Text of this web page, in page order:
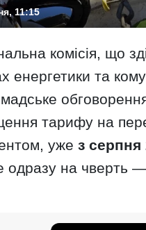
11:15
комісія, що
енергетики та
тарифу на
уже з серпня
одразу на чверть